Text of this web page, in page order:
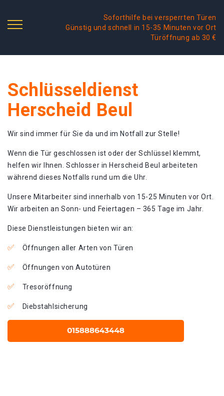
Soforthilfe bei versperrten Türen
Günstig und schnell in 15-35 Minuten vor Ort
Türöffnung ab 30 €
Schlüsseldienst
Herscheid Beul
Wir sind immer für Sie da und im Notfall zur Stelle!
Wenn die Tür geschlossen ist oder der Schlüssel klemmt,
helfen wir Ihnen. Schlosser in Herscheid Beul arbeiteten
während dieses Notfalls rund um die Uhr.
Unsere Mitarbeiter sind innerhalb von 15-25 Minuten vor Ort.
Wir arbeiten an Sonn- und Feiertagen – 365 Tage im Jahr.
Diese Dienstleistungen bieten wir an:
Öffnungen aller Arten von Türen
Öffnungen von Autotüren
Tresoröffnung
Diebstahlsicherung